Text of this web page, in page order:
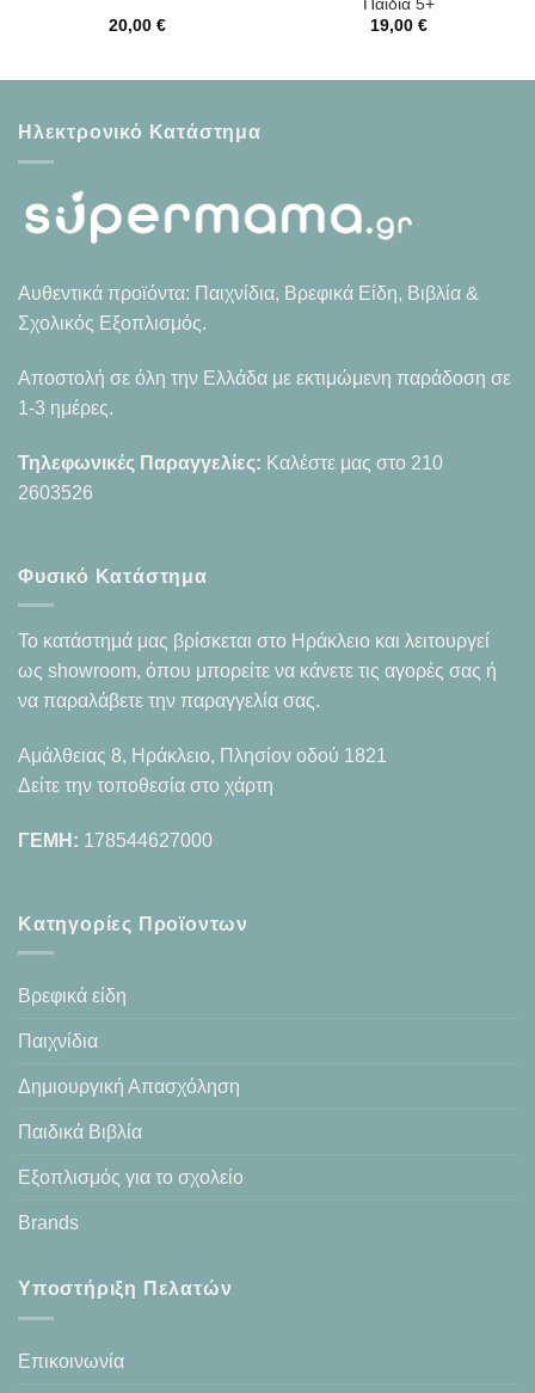
20,00 €
Παιδιά 5+
19,00 €
Ηλεκτρονικό Κατάστημα
Αυθεντικά προϊόντα: Παιχνίδια, Βρεφικά Είδη, Βιβλία &
Σχολικός Εξοπλισμός.
Αποστολή σε όλη την Ελλάδα με εκτιμώμενη παράδοση σε
1-3 ημέρες.
Τηλεφωνικές Παραγγελίες: Καλέστε μας στο 210
2603526
Φυσικό Κατάστημα
Το κατάστημά μας βρίσκεται στο Ηράκλειο και λειτουργεί
ως showroom, όπου μπορείτε να κάνετε τις αγορές σας ή
να παραλάβετε την παραγγελία σας.
Αμάλθειας 8, Ηράκλειο, Πλησίον οδού 1821
Δείτε την τοποθεσία στο χάρτη
ΓΕΜΗ: 178544627000
Κατηγορίες Προϊοντων
Βρεφικά είδη
Παιχνίδια
Δημιουργική Απασχόληση
Παιδικά Βιβλία
Εξοπλισμός για το σχολείο
Brands
Υποστήριξη Πελατών
Επικοινωνία